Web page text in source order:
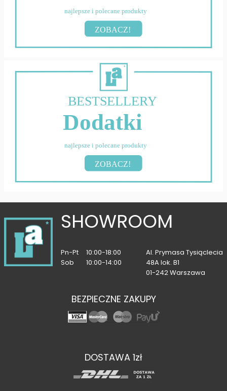
najlepsze i polecane produkty
ZOBACZ!
BESTSELLERY
Dodatki
najlepsze i polecane produkty
ZOBACZ!
SHOWROOM
Pn-Pt
10:00-18:00
Sob
10:00-14:00
Al. Prymasa Tysiąclecia
48A lok. B1
01-242 Warszawa
BEZPIECZNE ZAKUPY
DOSTAWA 1zł